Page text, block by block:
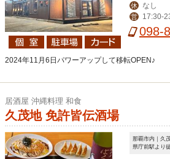
休 なし
営
17:30-
0
098-
2024年11月6日パワーアップして移転OPEN♪
居酒屋 沖縄料理 和食
久茂地 免許皆伝酒場
那覇市内｜久
県庁前駅より